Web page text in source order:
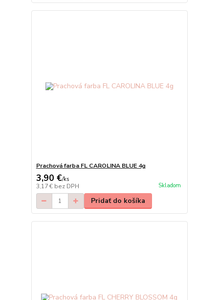
Prachová farba FL CAROLINA BLUE 4g
3,90 €/ks
3,17 € bez DPH Skladom
Pridať do košíka